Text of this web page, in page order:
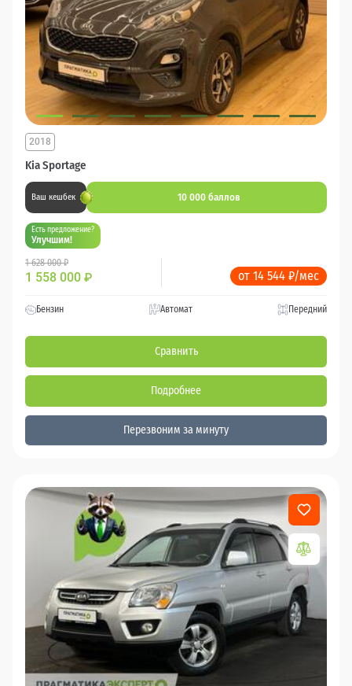
Kia Sportage
2018
Ваш кешбек 10 000 баллов
Есть предложение?
Улучшим!
1 628 000 ₽
1 558 000 ₽ от 14 544 ₽/мес
Бензин Автомат Передний
Сравнить
Подробнее
Перезвоним за минуту